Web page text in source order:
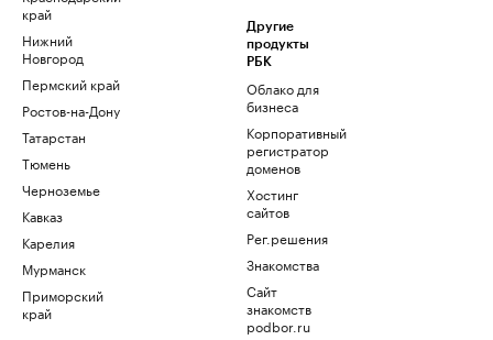
край
Нижний
Новгород
Пермский край
Ростов-на-Дону
Татарстан
Тюмень
Черноземье
Кавказ
Карелия
Мурманск
Приморский
край
Другие
продукты
РБК
Облако для
бизнеса
Корпоративный
регистратор
доменов
Хостинг
сайтов
Рег.решения
Знакомства
Сайт
знакомств
podbor.ru